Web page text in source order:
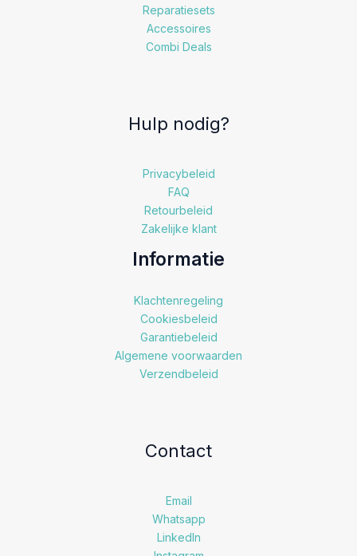
Reparatiesets
Accessoires
Combi Deals
Hulp nodig?
Privacybeleid
FAQ
Retourbeleid
Zakelijke klant
Informatie
Klachtenregeling
Cookiesbeleid
Garantiebeleid
Algemene voorwaarden
Verzendbeleid
Contact
Email
Whatsapp
LinkedIn